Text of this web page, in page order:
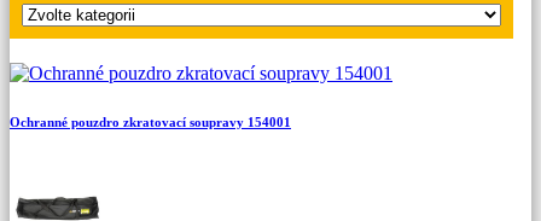
Ochranné pouzdro zkratovací soupravy 154001